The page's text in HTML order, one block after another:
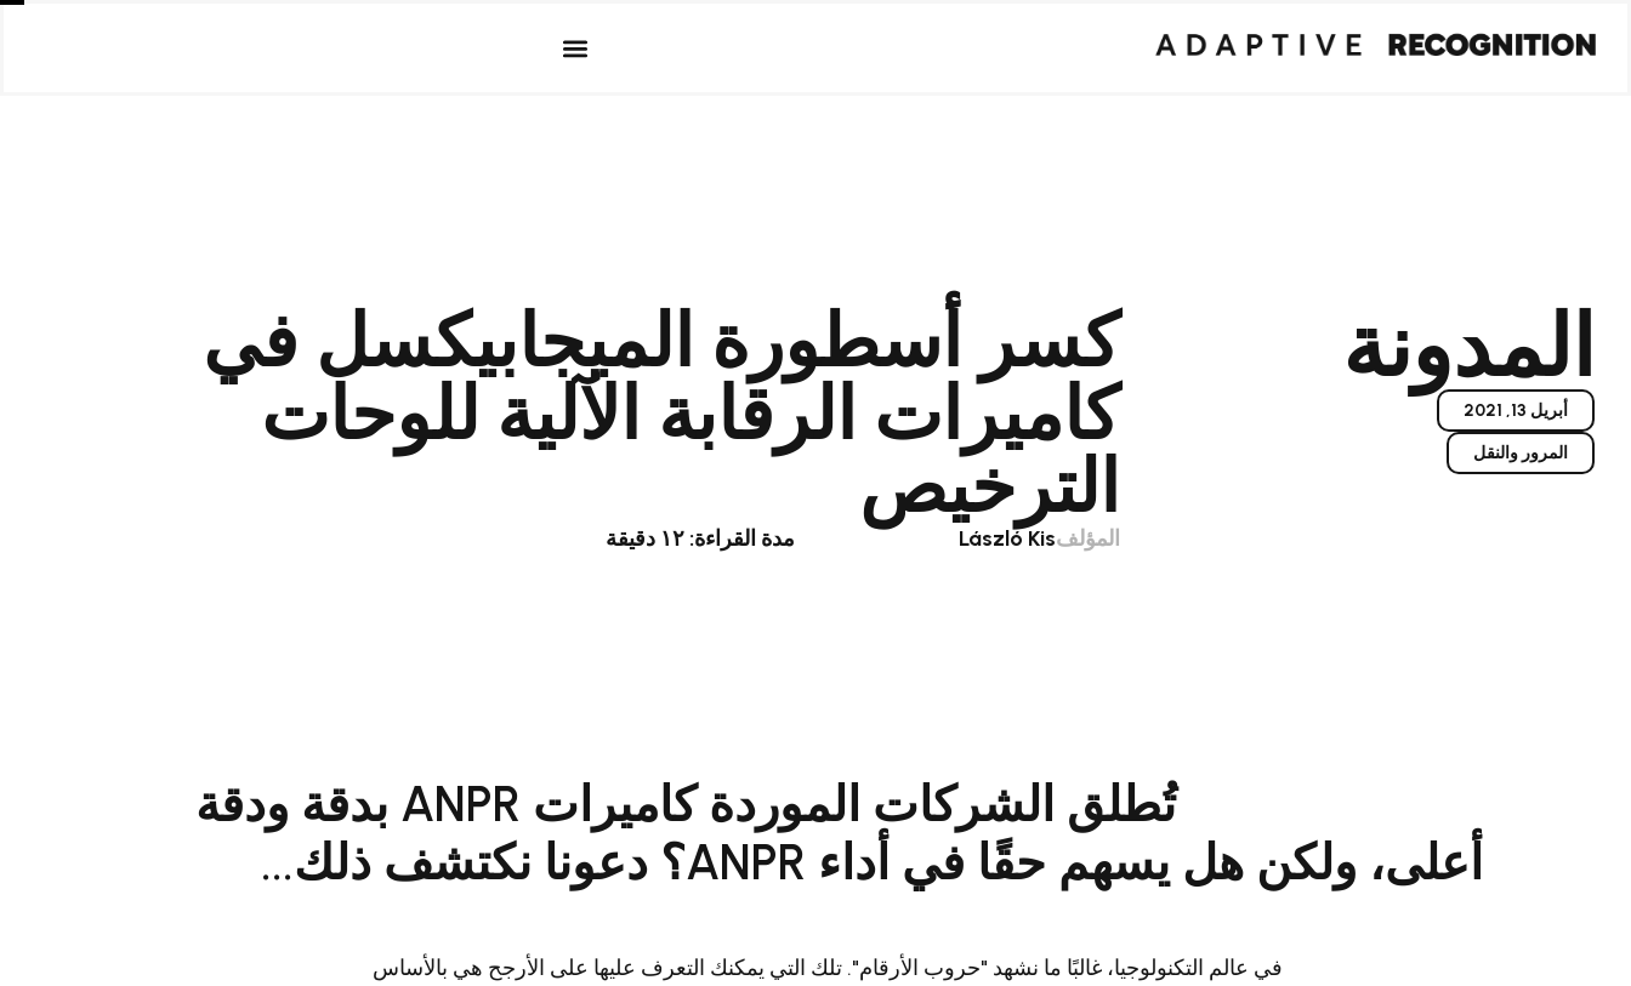
المدونة
أبريل 13, 2021
المرور والنقل
كسر أسطورة الميجابيكسل في
كاميرات الرقابة الآلية للوحات
الترخيص
المؤلفLászló Kis مدة القراءة: ١٢ دقيقة
تُطلق الشركات الموردة كاميرات ANPR بدقة ودقة
أعلى، ولكن هل يسهم حقًا في أداء ANPR؟ دعونا نكتشف ذلك...
في عالم التكنولوجيا، غالبًا ما نشهد "حروب الأرقام". تلك التي يمكنك التعرف عليها على الأرجح هي بالأساس